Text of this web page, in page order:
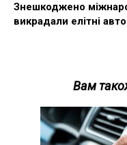
Знешкоджено
викрадали елітні
Вам